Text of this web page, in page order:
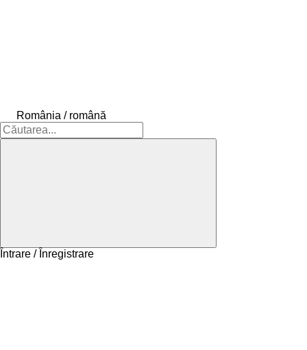
România / română
Întrare / Înregistrare